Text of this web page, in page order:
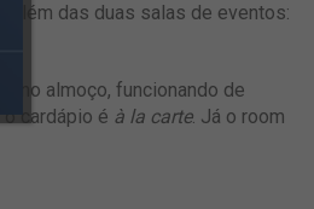
além das duas salas de eventos:
no almoço, funcionando de
cardápio é à la carte. Já o room